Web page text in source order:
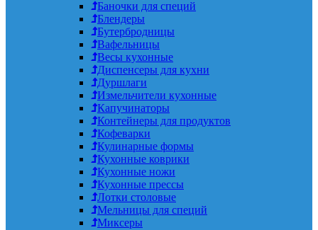
Баночки для специй
Блендеры
Бутербродницы
Вафельницы
Весы кухонные
Диспенсеры для кухни
Дуршлаги
Измельчители кухонные
Капучинаторы
Контейнеры для продуктов
Кофеварки
Кулинарные формы
Кухонные коврики
Кухонные ножи
Кухонные прессы
Лотки столовые
Мельницы для специй
Миксеры